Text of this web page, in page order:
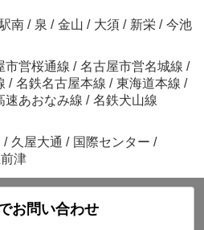
南 / 泉 / 金山 / 大須 / 新栄 / 今池
市営桜通線 / 名古屋市営名城線 /
/ 名鉄名古屋本線 / 東海道本線 /
速あおなみ線 / 名鉄犬山線
/ 久屋大通 / 国際センター /
前津
お問い合わせ